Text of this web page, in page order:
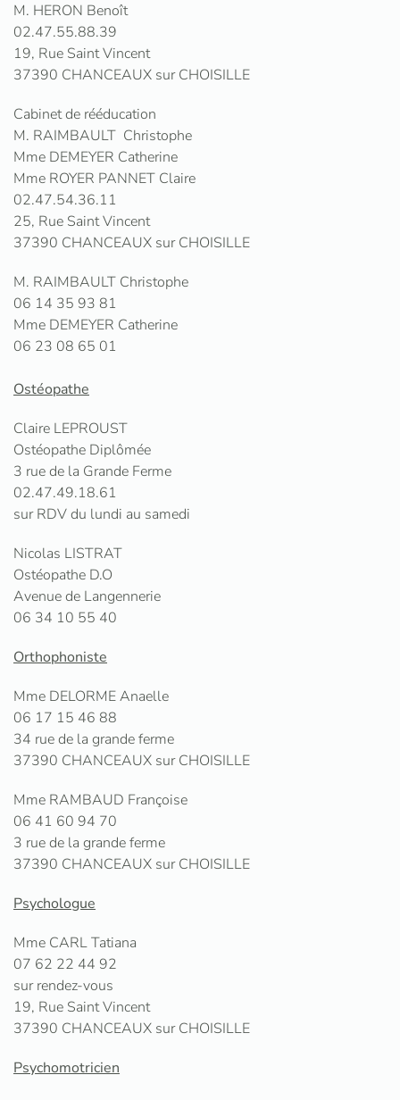
M. HERON Benoît
02.47.55.88.39
19, Rue Saint Vincent
37390 CHANCEAUX sur CHOISILLE
Cabinet de rééducation
M. RAIMBAULT Christophe
Mme DEMEYER Catherine
Mme ROYER PANNET Claire
02.47.54.36.11
25, Rue Saint Vincent
37390 CHANCEAUX sur CHOISILLE
M. RAIMBAULT Christophe
06 14 35 93 81
Mme DEMEYER Catherine
06 23 08 65 01
Ostéopathe
Claire LEPROUST
Ostéopathe Diplômée
3 rue de la Grande Ferme
02.47.49.18.61
sur RDV du lundi au samedi
Nicolas LISTRAT
Ostéopathe D.O
Avenue de Langennerie
06 34 10 55 40
Orthophoniste
Mme DELORME Anaelle
06 17 15 46 88
34 rue de la grande ferme
37390 CHANCEAUX sur CHOISILLE
Mme RAMBAUD Françoise
06 41 60 94 70
3 rue de la grande ferme
37390 CHANCEAUX sur CHOISILLE
Psychologue
Mme CARL Tatiana
07 62 22 44 92
sur rendez-vous
19, Rue Saint Vincent
37390 CHANCEAUX sur CHOISILLE
Psychomotricien